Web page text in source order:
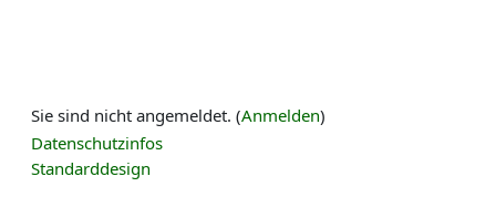
Sie sind nicht angemeldet. (Anmelden)
Datenschutzinfos
Standarddesign